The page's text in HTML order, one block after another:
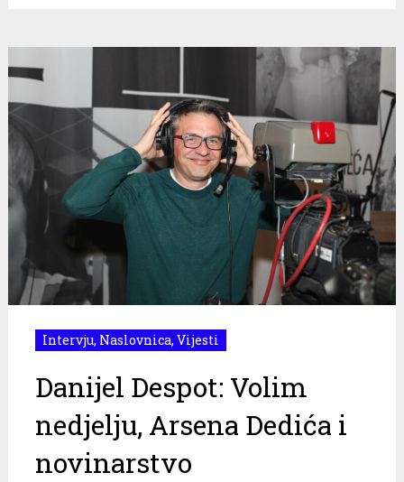
Intervju, Naslovnica, Vijesti
Danijel Despot: Volim
nedjelju, Arsena Dedića i
novinarstvo